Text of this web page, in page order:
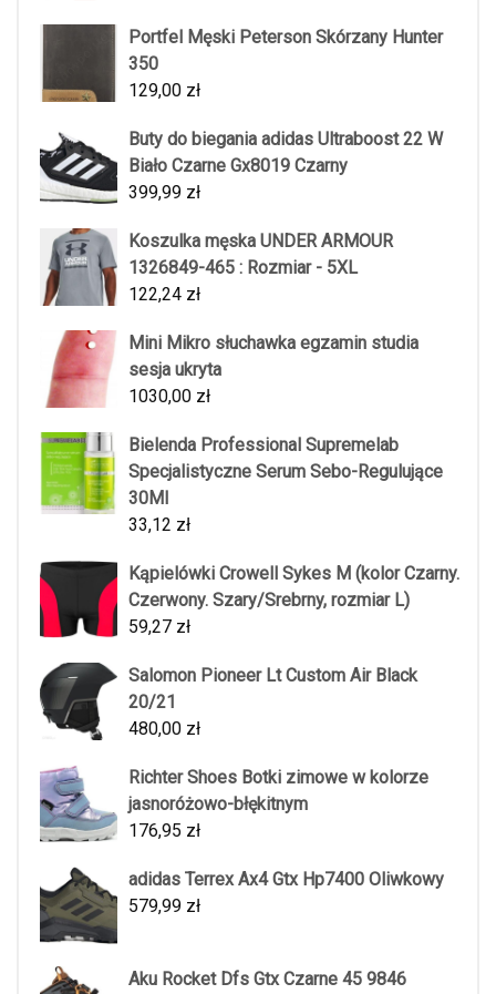
Portfel Męski Peterson Skórzany Hunter
350
129,00 zł
Buty do biegania adidas Ultraboost 22 W
Biało Czarne Gx8019 Czarny
399,99 zł
Koszulka męska UNDER ARMOUR
1326849-465 : Rozmiar - 5XL
122,24 zł
Mini Mikro słuchawka egzamin studia
sesja ukryta
1030,00 zł
Bielenda Professional Supremelab
Specjalistyczne Serum Sebo-Regulujące
30Ml
33,12 zł
Kąpielówki Crowell Sykes M (kolor Czarny.
Czerwony. Szary/Srebrny, rozmiar L)
59,27 zł
Salomon Pioneer Lt Custom Air Black
20/21
480,00 zł
Richter Shoes Botki zimowe w kolorze
jasnoróżowo-błękitnym
176,95 zł
adidas Terrex Ax4 Gtx Hp7400 Oliwkowy
579,99 zł
Aku Rocket Dfs Gtx Czarne 45 9846